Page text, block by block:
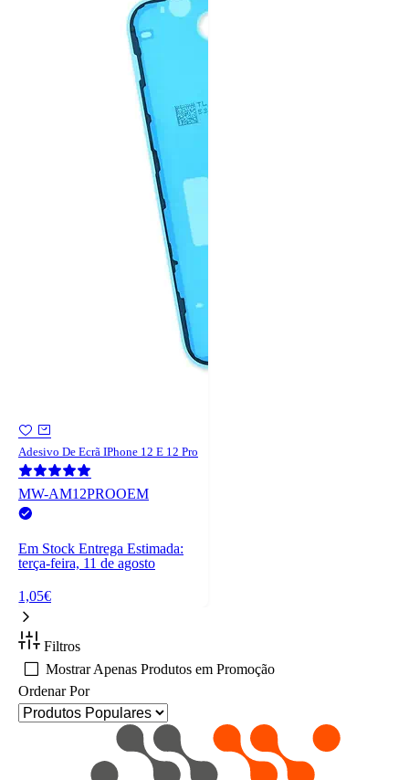
Adesivo De Ecrã IPhone 12 E 12 Pro
MW-AM12PROOEM
Em Stock Entrega Estimada:
terça-feira, 11 de agosto
1,05€
Filtros
Mostrar Apenas Produtos em Promoção
Ordenar Por